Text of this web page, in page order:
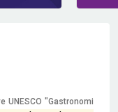
UNESCO "Gastronomi